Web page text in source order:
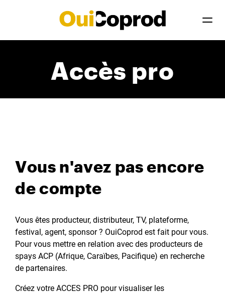
Accès pro
Vous n'avez pas encore
de compte
Vous êtes producteur, distributeur, TV, plateforme,
festival, agent, sponsor ? OuiCoprod est fait pour vous.
Pour vous mettre en relation avec des producteurs de
spays ACP (Afrique, Caraïbes, Pacifique) en recherche
de partenaires.
Créez votre ACCES PRO pour visualiser les